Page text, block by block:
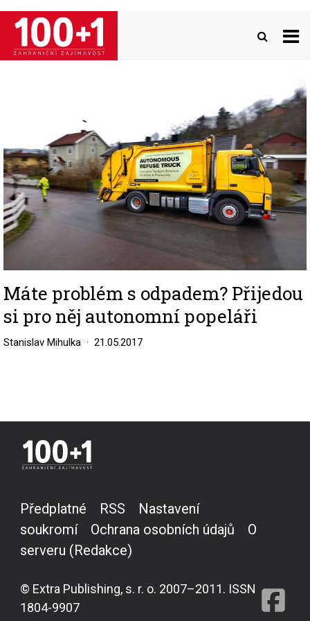
Přejít
hlavnímu
obsahu
Máte problém s odpadem? Přijedou
si pro něj autonomní popeláři
Stanislav Mihulka 21.05.2017
Předplatné RSS
Nastavení
soukromí
Ochrana osobních údajů
O
serveru (Redakce)
© Extra Publishing, s. r. o. 2007–2011. ISSN
1804-9907